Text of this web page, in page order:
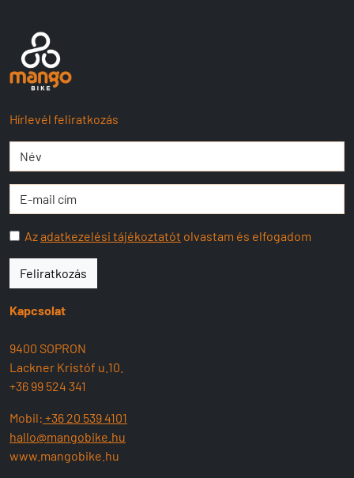
Hírlevél feliratkozás
Azadatkezelési tájékoztatót olvastam és elfogadom
Feliratkozás
Kapcsolat
9400 SOPRON
Lackner Kristóf u.10.
+36 99 524 341
Mobil: +36 20 539 4101
hallo@mangobike.hu
www.mangobike.hu